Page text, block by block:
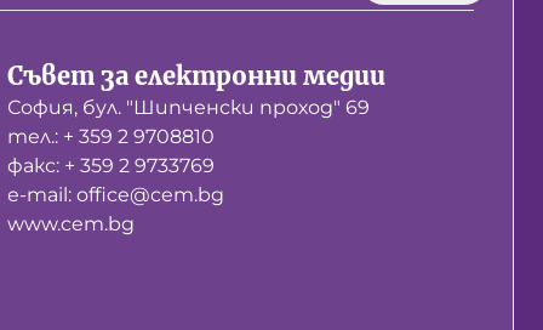
Съвет за електронни медии
София, бул. "Шипченски проход" 69
тел.: + 359 2 9708810
факс: + 359 2 9733769
е-mail: office@cem.bg
www.cem.bg